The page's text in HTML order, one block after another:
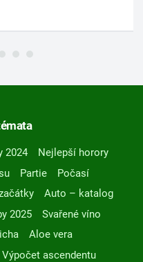
2024
Nejlepší horory
Partie
Počasí
Auto – katalog
2025
Svařené víno
Aloe vera
Výpočet ascendentu